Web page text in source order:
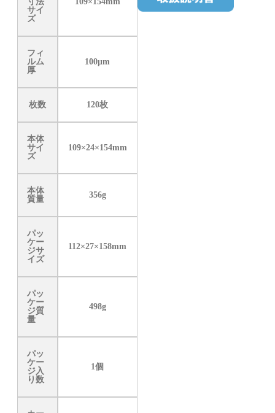
サイ
ズ
フィ
ルム
厚
100μm
枚数 120枚
本体
サイ
ズ
109×24×154mm
本体
質量
356g
パッ
ケー
ジサ
イズ
112×27×158mm
パッ
ケー
ジ質
量
498g
パッ
ケー
ジ入
り数
1個